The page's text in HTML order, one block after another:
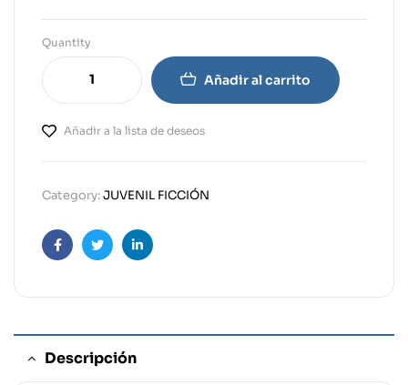
Quantity
Añadir al carrito
Añadir a la lista de deseos
Category:JUVENIL FICCIÓN
FacebookTwitterLinkedin
Descripción